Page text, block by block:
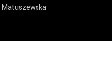
Matuszewska